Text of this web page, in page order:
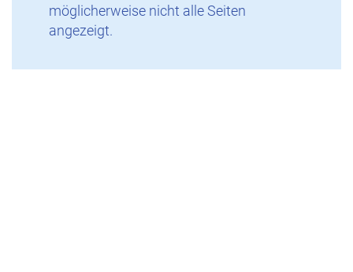
möglicherweise nicht alle Seiten
angezeigt.